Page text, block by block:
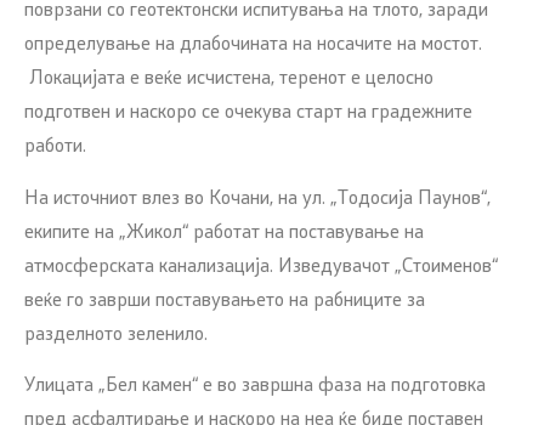
поврзани со геотектонски испитувања на тлото, заради
определување на длабочината на носачите на мостот.
Локацијата е веќе исчистена, теренот е целосно
подготвен и наскоро се очекува старт на градежните
работи.
На источниот влез во Кочани, на ул. „Тодосија Паунов“,
екипите на „Жикол“ работат на поставување на
атмосферската канализација. Изведувачот „Стоименов“
веќе го заврши поставувањето на рабниците за
разделното зеленило.
Улицата „Бел камен“ е во завршна фаза на подготовка
пред асфалтирање и наскоро на неа ќе биде поставен